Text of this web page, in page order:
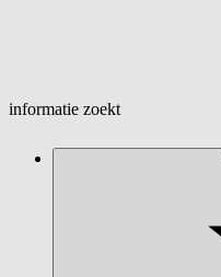
informatie zoekt